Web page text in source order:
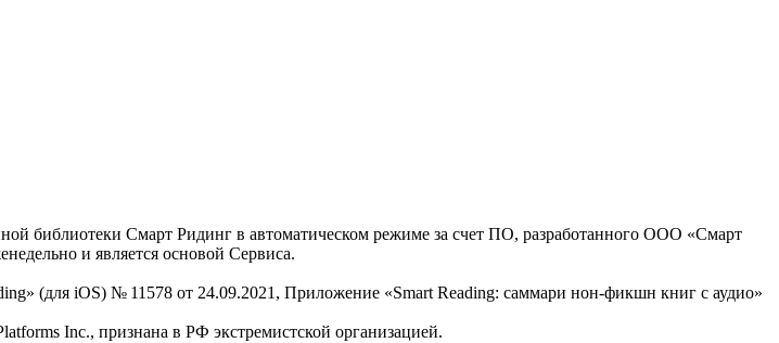
библиотеки Смарт Ридинг в автоматическом режиме за счет ПО, разработанного ООО «Смарт
и является основой Сервиса.
(для iOS) № 11578 от 24.09.2021, Приложение «Smart Reading: саммари нон-фикшн книг с аудио»
Inc., признана в РФ экстремистской организацией.